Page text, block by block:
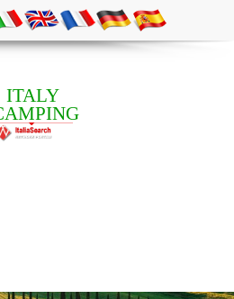
ITALY